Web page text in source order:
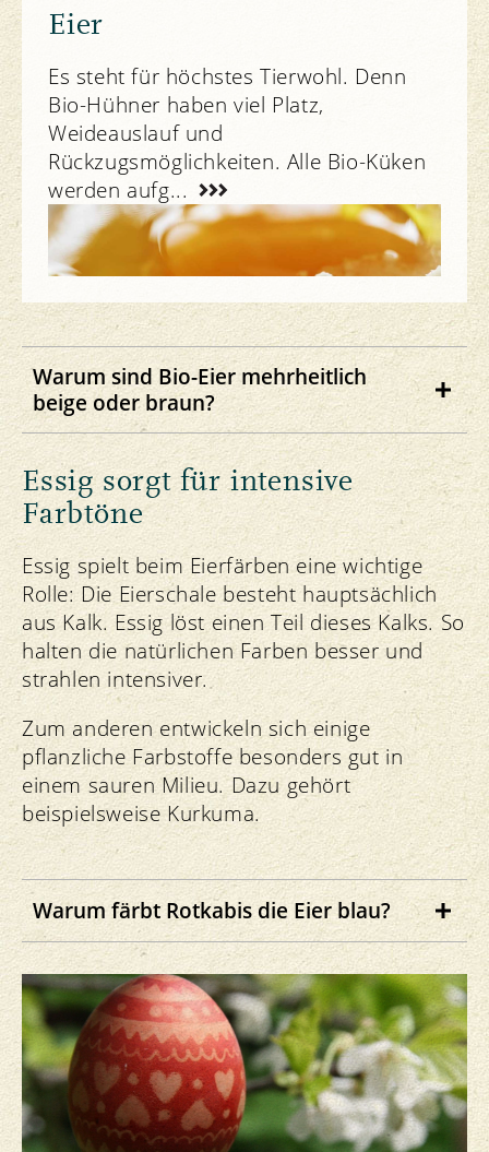
Eier
Es steht für höchstes Tierwohl. Denn
Bio-Hühner haben viel Platz,
Weideauslauf und
Rückzugsmöglichkeiten. Alle Bio-Küken
werden aufg...
Bio Suisse erleben
Warum sind Bio-Eier mehrheitlich
beige oder braun?
Grund dafür ist das Verbot, männliche
Eintagsküken zu töten. Die Bäuerinnen
und Bauern von Bio Suisse haben
entschieden, dass ab 2026 alle Hähne
aufgezogen werden. Die Bio-
Landwirtschaft setzt dabei auf
Hühnerrassen, die beige und braune Eier
legen, weil deren Hähne mehr Fleisch
ansetzen. Weisse Bio-Eier wird es
weiterhin geben, weil es
direktvermarktende Betriebe gibt, die
weisslegende Rassehühner halten.
Essig sorgt für intensive
Farbtöne
Essig spielt beim Eierfärben eine wichtige
Rolle: Die Eierschale besteht hauptsächlich
aus Kalk. Essig löst einen Teil dieses Kalks. So
halten die natürlichen Farben besser und
strahlen intensiver.
Zum anderen entwickeln sich einige
pflanzliche Farbstoffe besonders gut in
einem sauren Milieu. Dazu gehört
beispielsweise Kurkuma.
Warum färbt Rotkabis die Eier blau?
Rotkabis (oder Rotkohl) kann je nach
Zubereitung rot, lila oder sogar blau sein.
Das liegt an den sogenannten
Anthocyanen. Das sind natürliche
Farbstoffe, die auf den pH-Wert
reagieren.